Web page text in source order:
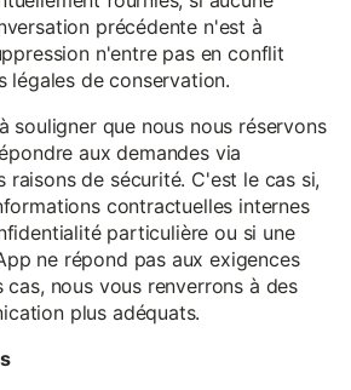
précédente n'est à
n'entre pas en conflit
légales de conservation.
souligner que nous nous réservons
aux demandes via
raisons de sécurité. C'est le cas si,
contractuelles internes
particulière ou si une
ne répond pas aux exigences
cas, nous vous renverrons à des
plus adéquats.